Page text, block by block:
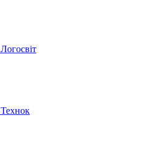
Логосвіт
Технок